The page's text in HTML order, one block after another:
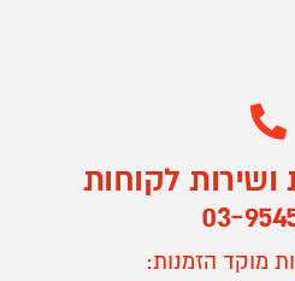
ושירות לקוחות
03-
מוקד הזמנות: